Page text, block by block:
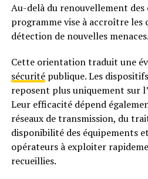
Au-delà du renouvellement des
programme vise à accroître les
détection de nouvelles menaces.
Cette orientation traduit une
sécuritépublique. Les
reposent plus uniquement sur
Leur efficacité dépend
réseaux de transmission, du
disponibilité des équipements
opérateurs à exploiter
recueillies.